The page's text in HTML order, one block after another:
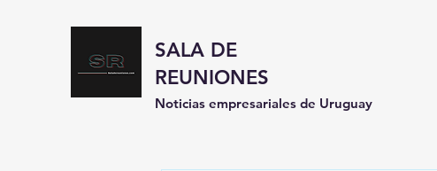
SALA DE
REUNIONES
Noticias empresariales de Uruguay